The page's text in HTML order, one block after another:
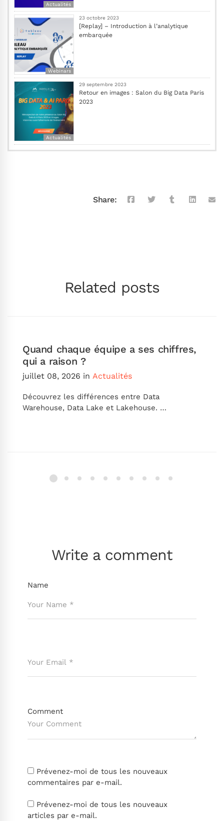
Actualités
Webinars
23 octobre 2023
[Replay] – Introduction à l’analytique
embarquée
Actualités
29 septembre 2023
Retour en images : Salon du Big Data Paris
2023
Share:
Related posts
Quand chaque équipe a ses chiffres,
qui a raison ?
juillet 08, 2026 in Actualités
Découvrez les différences entre Data
Warehouse, Data Lake et Lakehouse. …
Write a comment
Name
Comment
Prévenez-moi de tous les nouveaux
commentaires par e-mail.
Prévenez-moi de tous les nouveaux
articles par e-mail.